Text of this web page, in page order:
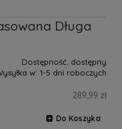
Długa
Dostępność: dostępny
w: 1-5 dni roboczych
289,99 zł
Do Koszyka